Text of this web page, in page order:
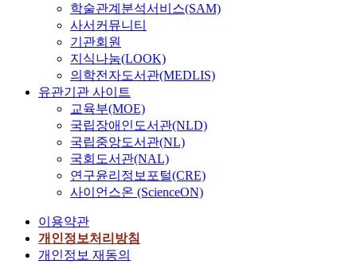
학술관계분석서비스(SAM)
사서커뮤니티
기관회원
지식나눔(LOOK)
의학전자도서관(MEDLIS)
유관기관 사이트
교육부(MOE)
국립장애인도서관(NLD)
국립중앙도서관(NL)
국회도서관(NAL)
연구윤리정보포털(CRE)
사이언스온 (ScienceON)
이용약관
개인정보처리방침
개인정보 재동의